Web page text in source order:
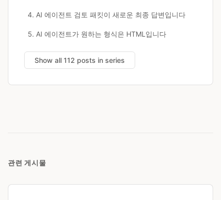
AI 에이전트 검토 패킷이 새로운 최종 답변입니다
AI 에이전트가 원하는 형식은 HTML입니다
Show all 112 posts in series
관련 게시물